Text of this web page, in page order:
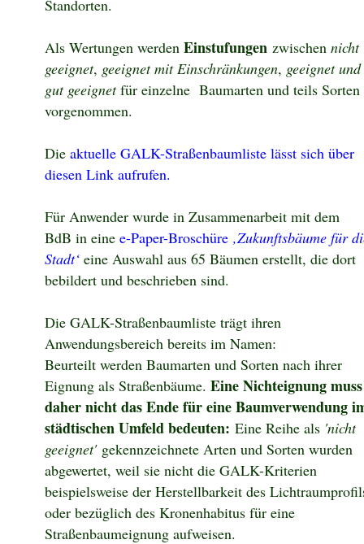
Standorten.
Als Wertungen werden Einstufungen zwischen nicht
geeignet, geeignet mit Einschränkungen, geeignet und
gut geeignetfür einzelne Baumarten und teils Sorten
vorgenommen.
Die aktuelle GALK-Straßenbaumliste lässt sich über
diesen Link aufrufen.
Für Anwender wurde in Zusammenarbeit mit dem
BdB in eine e-Paper-Broschüre ‚Zukunftsbäume für
Stadt‘ eine Auswahl aus 65 Bäumen erstellt, die dort
bebildert und beschrieben sind.
Die GALK-Straßenbaumliste trägt ihren
Anwendungsbereich bereits im Namen:
Beurteilt werden Baumarten und Sorten nach ihrer
Eignung als Straßenbäume. Eine Nichteignung muss
daher nicht das Ende für eine Baumverwendung
städtischen Umfeld bedeuten: Eine Reihe als 'nicht
geeignet'gekennzeichnete Arten und Sorten wurden
abgewertet, weil sie nicht die GALK-Kriterien
beispielsweise der Herstellbarkeit des
oder bezüglich des Kronenhabitus für eine
Straßenbaumeignung aufweisen.